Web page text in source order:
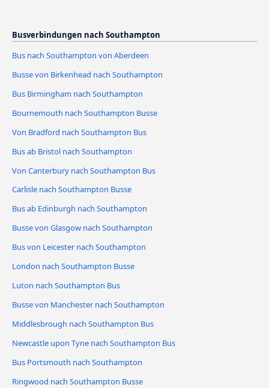
Busverbindungen nach Southampton
Bus nach Southampton von Aberdeen
Busse von Birkenhead nach Southampton
Bus Birmingham nach Southampton
Bournemouth nach Southampton Busse
Von Bradford nach Southampton Bus
Bus ab Bristol nach Southampton
Von Canterbury nach Southampton Bus
Carlisle nach Southampton Busse
Bus ab Edinburgh nach Southampton
Busse von Glasgow nach Southampton
Bus von Leicester nach Southampton
London nach Southampton Busse
Luton nach Southampton Bus
Busse von Manchester nach Southampton
Middlesbrough nach Southampton Bus
Newcastle upon Tyne nach Southampton Bus
Bus Portsmouth nach Southampton
Ringwood nach Southampton Busse